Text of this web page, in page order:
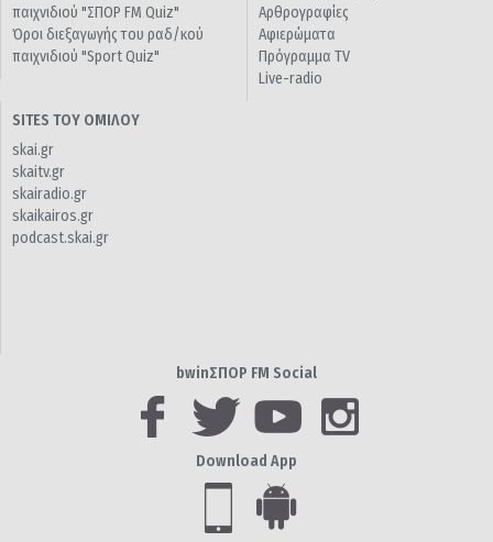
παιχνιδιού "ΣΠΟΡ FM Quiz"
Όροι διεξαγωγής του ραδ/κού
παιχνιδιού "Sport Quiz"
Αρθρογραφίες
Αφιερώματα
Πρόγραμμα TV
Live-radio
SITES ΤΟΥ ΟΜΙΛΟΥ
skai.gr
skaitv.gr
skairadio.gr
skaikairos.gr
podcast.skai.gr
bwinΣΠΟΡ FM Social
Download App